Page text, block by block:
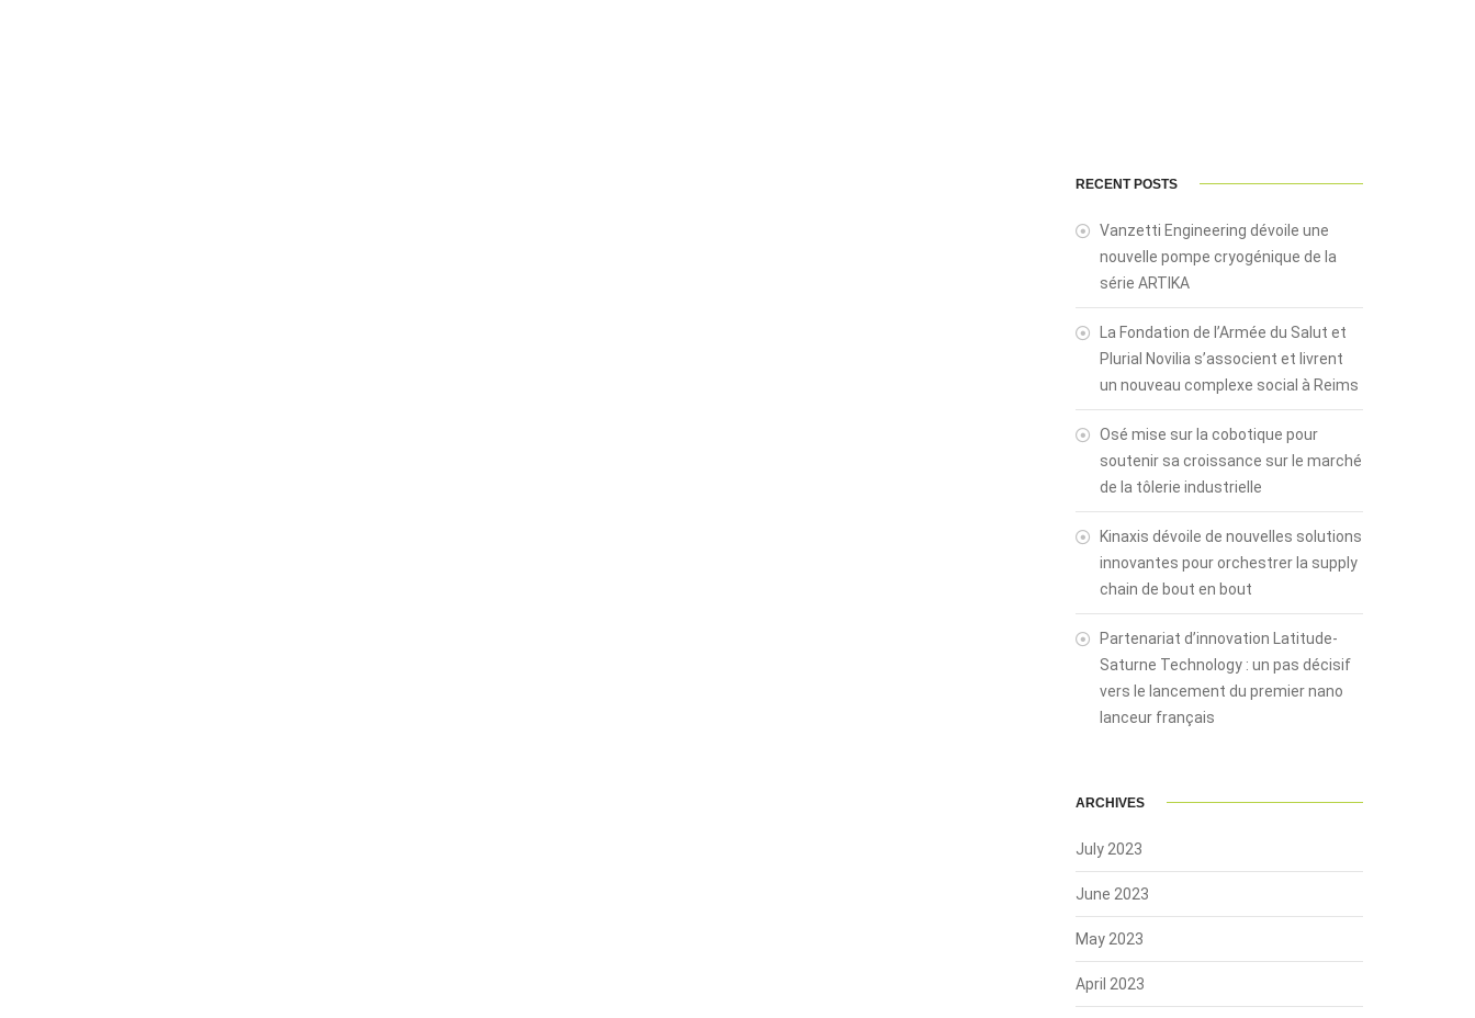
RECENT POSTS
Vanzetti Engineering dévoile une
nouvelle pompe cryogénique de la
série ARTIKA
La Fondation de l’Armée du Salut et
Plurial Novilia s’associent et livrent
un nouveau complexe social à Reims
Osé mise sur la cobotique pour
soutenir sa croissance sur le marché
de la tôlerie industrielle
Kinaxis dévoile de nouvelles solutions
innovantes pour orchestrer la supply
chain de bout en bout
Partenariat d’innovation Latitude-
Saturne Technology : un pas décisif
vers le lancement du premier nano
lanceur français
ARCHIVES
July 2023
June 2023
May 2023
April 2023